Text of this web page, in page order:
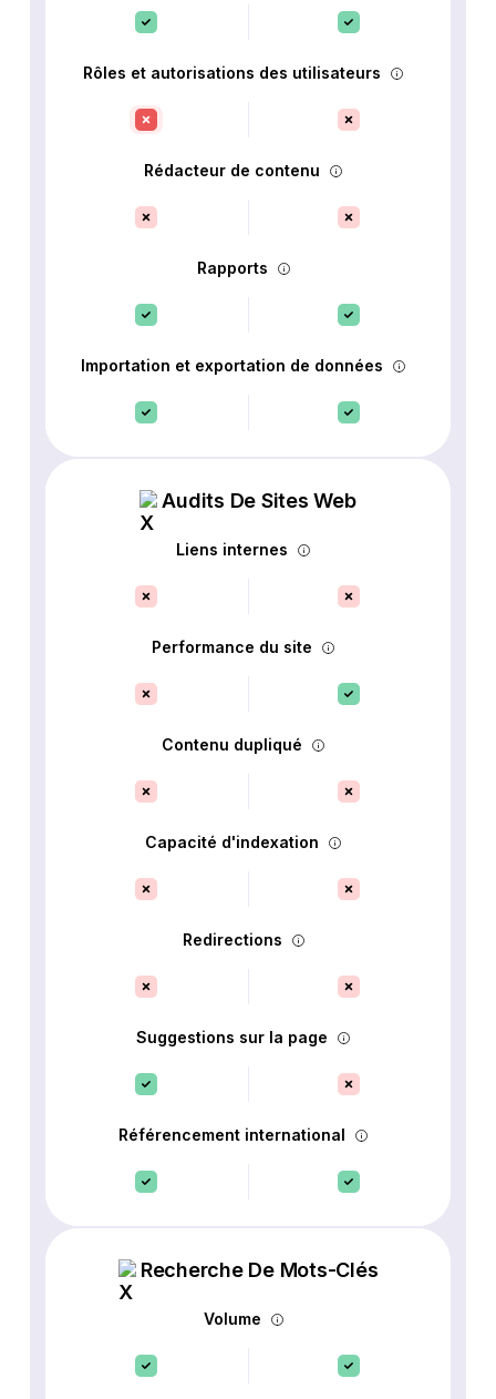
Rôles et autorisations des utilisateurs
Rédacteur de contenu
Rapports
Importation et exportation de données
Audits De Sites Web
Liens internes
Performance du site
Contenu dupliqué
Capacité d'indexation
Redirections
Suggestions sur la page
Référencement international
Recherche De Mots-Clés
Volume